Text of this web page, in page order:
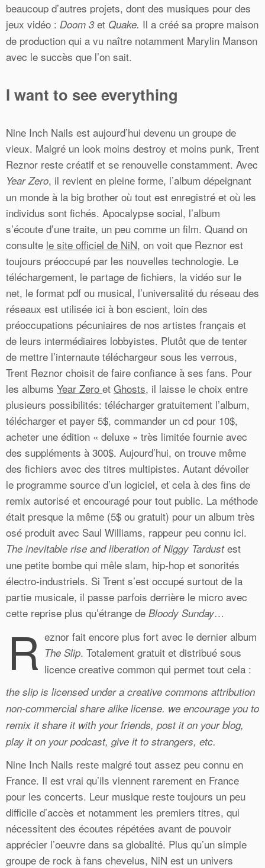
beaucoup d’autres projets, dont des musiques pour des
jeux vidéo : Doom 3et Quake. Il a créé sa propre maison
de production qui a vu naître notamment Marylin Manson
avec le succès que l’on sait.
I want to see everything
Nine Inch Nails est aujourd’hui devenu un groupe de
vieux. Malgré un look moins destroy et moins punk, Trent
Reznor reste créatif et se renouvelle constamment. Avec
Year Zero, il revient en pleine forme, l’album dépeignant
un monde à la big brother où tout est enregistré et où les
individus sont fichés. Apocalypse social, l’album
s’écoute d’une traite, un peu comme un film. Quand on
consulte le site officiel de NiN, on voit que Reznor est
toujours préoccupé par les nouvelles technologie. Le
téléchargement, le partage de fichiers, la vidéo sur le
net, le format pdf ou musical, l’universalité du réseau des
réseaux est utilisée ici à bon escient, loin des
préoccupations pécuniaires de nos artistes français et
de leurs intermédiaires lobbyistes. Plutôt que de tenter
de mettre l’internaute téléchargeur sous les verrous,
Trent Reznor choisit de faire confiance à ses fans. Pour
les albums Year Zero et Ghosts, il laisse le choix entre
plusieurs possibilités: télécharger gratuitement l’album,
télécharger et payer 5$, commander un cd pour 10$,
acheter une édition « deluxe » très limitée fournie avec
des suppléments à 300$. Aujourd’hui, on trouve même
des fichiers avec des titres multipistes. Autant dévoiler
le programme source d’un logiciel, et cela à des fins de
remix autorisé et encouragé pour tout public. La méthode
était presque la même (5$ ou gratuit) pour un album très
osé produit avec Saul Williams, rappeur peu connu ici.
The inevitable rise and liberation of Niggy Tardustest
une petite bombe qui mêle slam, hip-hop et sonorités
électro-industriels. Si Trent s’est occupé surtout de la
partie musicale, il passe parfois derrière le micro avec
cette reprise plus qu’étrange de Bloody Sunday…
R eznor fait encore plus fort avec le dernier album
The Slip. Totalement gratuit et distribué sous
licence creative common qui permet tout cela :
the slip is licensed under a creative commons attribution
non-commercial share alike license. we encourage you to
remix it share it with your friends, post it on your blog,
play it on your podcast, give it to strangers, etc.
Nine Inch Nails reste malgré tout assez peu connu en
France. Il est vrai qu’ils viennent rarement en France
pour les concerts. Leur musique reste toujours un peu
difficile d’accès et notamment les premiers titres, qui
nécessitent des écoutes répétées avant de pouvoir
apprécier l’oeuvre dans sa globalité. Plus qu’un simple
groupe de rock à fans chevelus, NiN est un univers